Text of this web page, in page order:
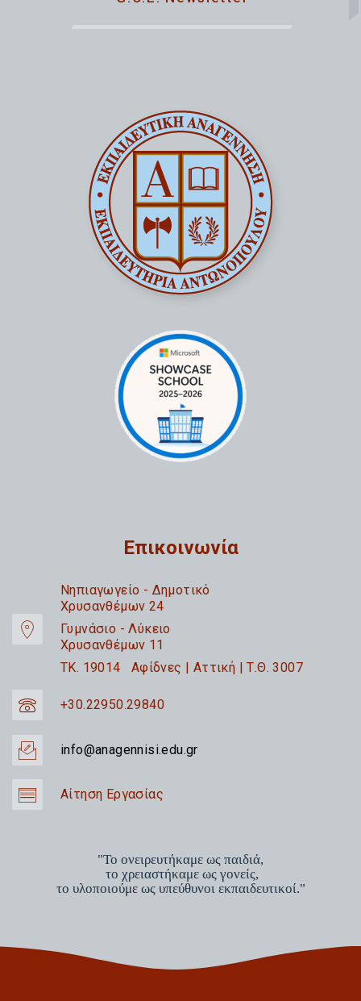
Επικοινωνία
Nηπιαγωγείο - Δημοτικό
Χρυσανθέμων 24
Γυμνάσιο - Λύκειο
Χρυσανθέμων 11
TK. 19014 Αφίδνες | Αττική | Τ.Θ. 3007
+30.22950.29840
info@anagennisi.edu.gr
Αίτηση Εργασίας
"Το ονειρευτήκαμε ως παιδιά,
το χρειαστήκαμε ως γονείς,
το υλοποιούμε ως υπεύθυνοι εκπαιδευτικοί."